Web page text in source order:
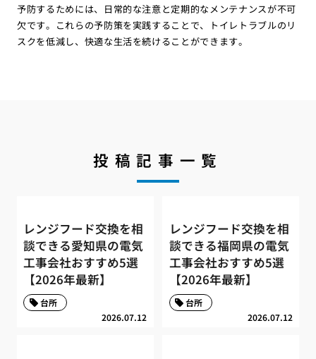
予防するためには、日常的な注意と定期的なメンテナンスが不可
欠です。これらの予防策を実践することで、トイレトラブルのリ
スクを低減し、快適な生活を続けることができます。
投稿記事一覧
レンジフード交換を相
談できる愛知県の電気
工事会社おすすめ5選
【2026年最新】
2026.07.12
台所
レンジフード交換を相
談できる福岡県の電気
工事会社おすすめ5選
【2026年最新】
2026.07.12
台所